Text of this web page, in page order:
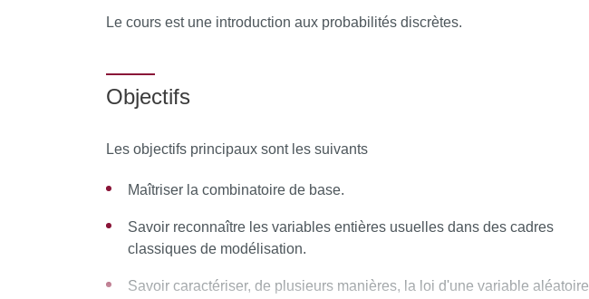
Le cours est une introduction aux probabilités discrètes.
Objectifs
Les objectifs principaux sont les suivants
Maîtriser la combinatoire de base.
Savoir reconnaître les variables entières usuelles dans des cadres
classiques de modélisation.
Savoir caractériser, de plusieurs manières, la loi d'une variable aléatoire